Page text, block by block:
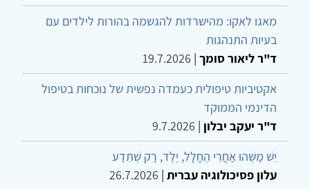
מאגו לאקו: מהישרדות להגשמה בהורות לילדים עם
בעיות התנהגות
ד"ר ליאור סומך |
19.7.2026
אקטיביות טיפולית כעמדה נפשית של נוכחות בטיפול
הדינמי הממוקד
ד"ר יעקב יבלון |
9.7.2026
יֵשׁ מַשֶּׁהוּ אַחֲרֵי הֶחָלָל, יֶלֶד, רַק שֶׁתֵּדַע
עלון פסיכולוגיה עברית |
26.7.2026